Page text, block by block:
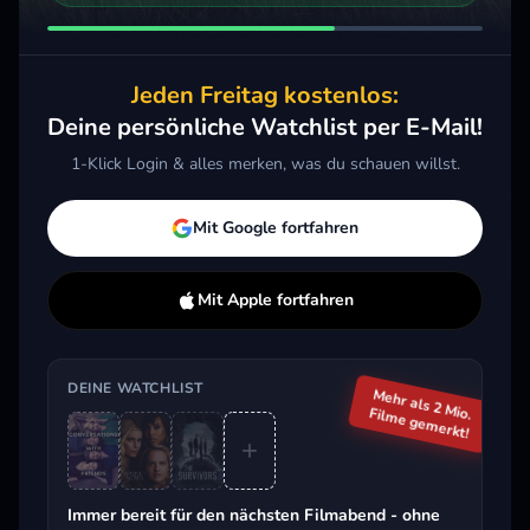
2026 · Thriller, Drama
Merken
Mehr
2025 · Drama
Merken
Mehr
Aktuell im Trend
Beliebt beim Streaming
Jeden Freitag kostenlos:
Deine persönliche Watchlist per E-Mail!
1-Klick Login & alles merken, was du schauen willst.
Mit Google fortfahren
Mit Apple fortfahren
DEINE WATCHLIST
Immer bereit für den nächsten Filmabend - ohne
Mehr als 2 Mio.
Filme gemerkt!